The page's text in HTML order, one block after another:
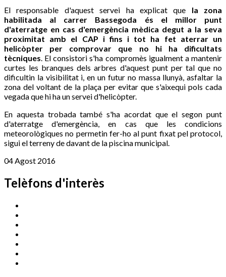
El responsable d'aquest servei ha explicat que la zona
habilitada al carrer Bassegoda és el millor punt
d'aterratge en cas d'emergència mèdica degut a la seva
proximitat amb el CAP i fins i tot ha fet aterrar un
helicòpter per comprovar que no hi ha dificultats
tècniques. El consistori s'ha compromès igualment a mantenir
curtes les branques dels arbres d'aquest punt per tal que no
dificultin la visibilitat i, en un futur no massa llunyà, asfaltar la
zona del voltant de la plaça per evitar que s'aixequi pols cada
vegada que hi ha un servei d'helicòpter.
En aquesta trobada també s'ha acordat que el segon punt
d'aterratge d'emergència, en cas que les condicions
meteorològiques no permetin fer-ho al punt fixat pel protocol,
sigui el terreny de davant de la piscina municipal.
04 Agost 2016
Telèfons d'interès